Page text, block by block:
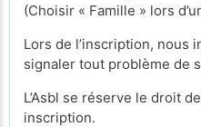
(Choisir « Famille » lors
Lors de l’inscription, nous
signaler tout problème de
L’Asbl se réserve le droit
inscription.